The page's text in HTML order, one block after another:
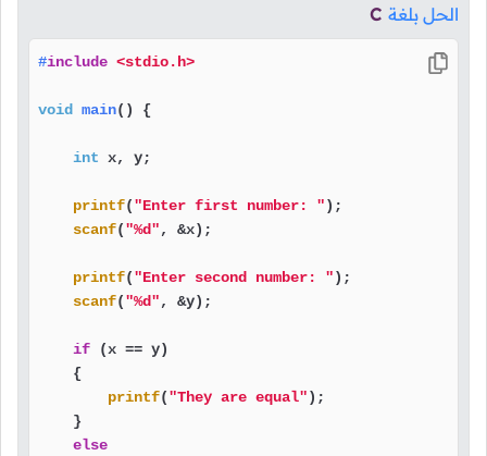
الحل بلغة C
#include <stdio.h>
void main() {
int x, y;
printf("Enter first number: ");
scanf("%d", &x);
printf("Enter second number: ");
scanf("%d", &y);
if (x == y)
    {
printf("They are equal");
    }
else